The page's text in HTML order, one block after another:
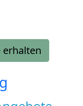
erhalten